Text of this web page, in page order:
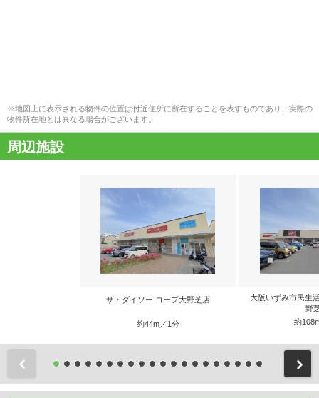
※地図上に表示される物件の位置は付近住所に所在することを表すものであり、実際の
物件所在地とは異なる場合がございます。
周辺施設
ザ・ダイソー コープ大野芝店
約44m／1分
大阪いずみ市民生
野
約